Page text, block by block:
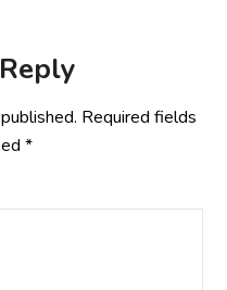
Required fields
*